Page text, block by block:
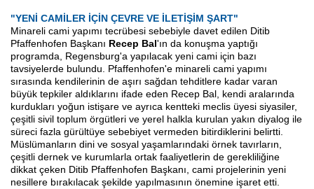
"YENİ CAMİLER İÇİN ÇEVRE VE İLETİŞİM ŞART"
Minareli cami yapımı tecrübesi sebebiyle davet edilen Ditib
Pfaffenhofen Başkanı Recep Bal'ın da konuşma yaptığı
programda, Regensburg'a yapılacak yeni cami için bazı
tavsiyelerde bulundu. Pfaffenhofen'e minareli cami yapımı
sırasında kendilerinin de aşırı sağdan tehditlere kadar varan
büyük tepkiler aldıklarını ifade eden Recep Bal, kendi aralarında
kurdukları yoğun istişare ve ayrıca kentteki meclis üyesi siyasiler,
çeşitli sivil toplum örgütleri ve yerel halkla kurulan yakın diyalog ile
süreci fazla gürültüye sebebiyet vermeden bitirdiklerini belirtti.
Müslümanların dini ve sosyal yaşamlarındaki örnek tavırların,
çeşitli dernek ve kurumlarla ortak faaliyetlerin de gerekliliğine
dikkat çeken Ditib Pfaffenhofen Başkanı, cami projelerinin yeni
nesillere bırakılacak şekilde yapılmasının önemine işaret etti.